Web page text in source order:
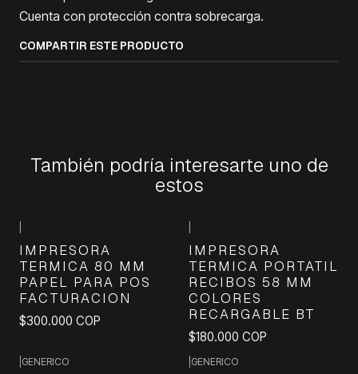
Cuenta con protección contra sobrecarga.
COMPARTIR ESTE PRODUCTO
También podría interesarte uno de
estos
IMPRESORA
TERMICA 80 MM
PAPEL PARA POS
FACTURACION
$300.000 COP
IMPRESORA
TERMICA PORTATIL
RECIBOS 58 MM
COLORES
RECARGABLE BT
$180.000 COP
GENERICO GENERICO